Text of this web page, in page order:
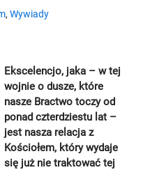
, Wywiady
Ekscelencjo, jaka – w tej
wojnie o dusze, które
nasze Bractwo toczy od
ponad czterdziestu lat –
jest nasza relacja z
Kościołem, który wydaje
się już nie traktować tej